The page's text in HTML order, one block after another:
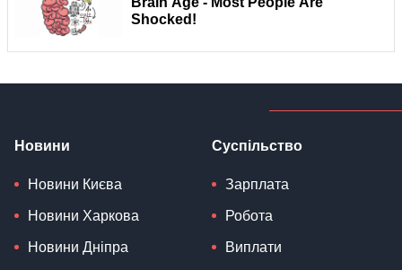
Новини
Новини Києва
Новини Харкова
Новини Дніпра
Суспільство
Зарплата
Робота
Виплати